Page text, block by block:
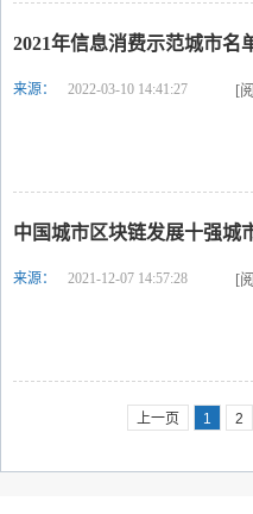
2021年信息消费示范城市名
来源： 2022-03-10 14:41:27 [
中国城市区块链发展十强城
来源： 2021-12-07 14:57:28 [
上一页 1 2